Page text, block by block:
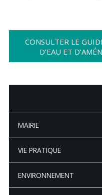
CONSULTER LE
D’EAU ET
MAIRIE
VIE PRATIQUE
ENVIRONNEMENT